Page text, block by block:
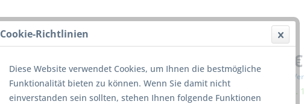
299,00
inkl. MwSt. zzgl.
Lieferzeit ca.
Cookie-Richtlinien
Diese Website verwendet Cookies, um Ihnen die bestmögliche
Funktionalität bieten zu können. Wenn Sie damit nicht
einverstanden sein sollten, stehen Ihnen folgende Funktionen